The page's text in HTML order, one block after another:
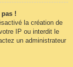
!
la création de
IP ou interdit le
un administrateur